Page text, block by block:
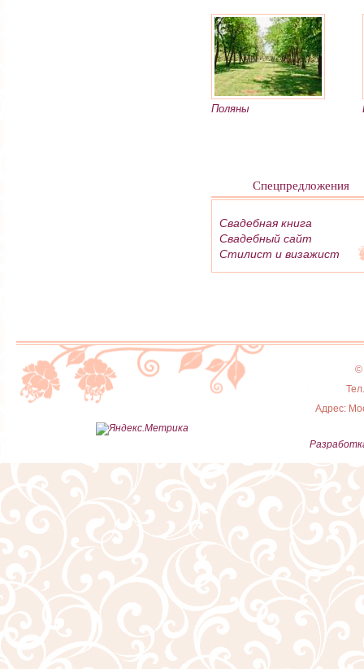
Поляны
Спецпредложения
Свадебная книга
Свадебный сайт
Стилист и визажист
©
Адрес: